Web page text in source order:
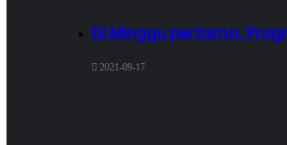
Di Minggu pertama,
2021-09-17